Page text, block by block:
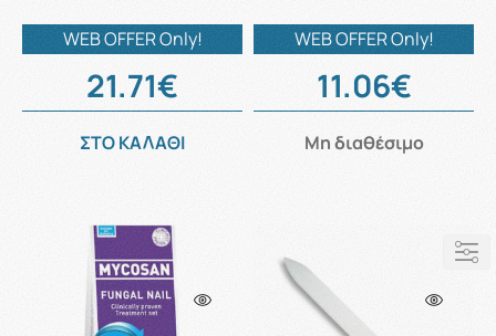
WEB OFFER Only!
21.71€
ΣΤΟ ΚΑΛΑΘΙ
WEB OFFER Only!
11.06€
Μη διαθέσιμο